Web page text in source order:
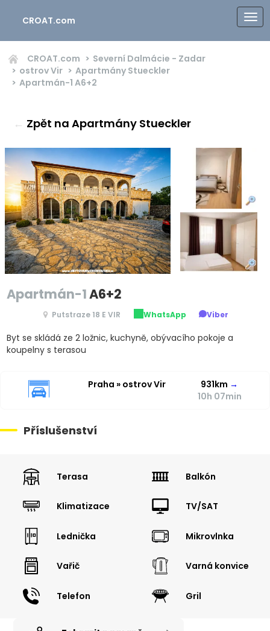
CROAT.com
CROAT.com
Severní Dalmácie - Zadar
ostrov Vir
Apartmány Stueckler
Apartmán-1 A6+2
← Zpět na Apartmány Stueckler
Apartmán-1A6+2
Putstraze 18 E VIR WhatsApp Viber
Byt se skládá ze 2 ložnic, kuchyně, obývacího pokoje a
koupelny s terasou
Praha » ostrov Vir 931km →
10h 07min
Příslušenství
Terasa Balkón
Klimatizace TV/SAT
Lednička Mikrovlnka
Vařič Varná konvice
Telefon Gril